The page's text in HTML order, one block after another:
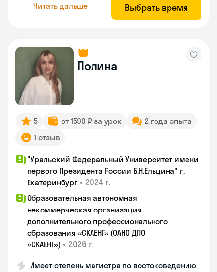
Читать дальше Выбрать время
Полина
5 от 1590 ₽ за урок
2 года опыта
1 отзыв
"Уральский Федеральный Университет имени
первого Президента России Б.Н.Ельцина" г.
Екатеринбург • 2024 г.
Образовательная автономная
некоммерческая организация
дополнительного профессионального
образования «СКАЕНГ» (ОАНО ДПО
«СКАЕНГ») • 2026 г.
Имеет степень магистра по востоковедению